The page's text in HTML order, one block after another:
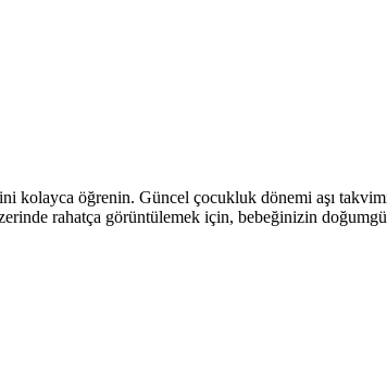
kolayca öğrenin. Güncel çocukluk dönemi aşı
rahatça görüntülemek için, bebeğinizin